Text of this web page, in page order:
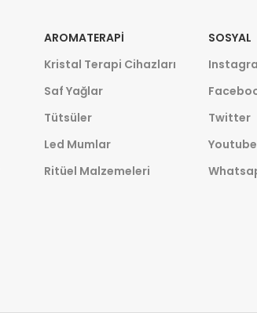
AROMATERAPI
Kristal Terapi Cihazları
Saf Yağlar
Tütsüler
Led Mumlar
Ritüel Malzemeleri
SOSYAL
Twitter
Youtube